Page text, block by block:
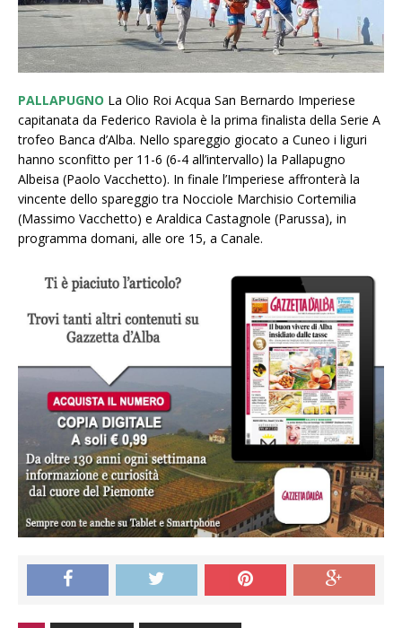
PALLAPUGNO La Olio Roi Acqua San Bernardo Imperiese
capitanata da Federico Raviola è la prima finalista della Serie A
trofeo Banca d’Alba. Nello spareggio giocato a Cuneo i liguri
hanno sconfitto per 11-6 (6-4 all’intervallo) la Pallapugno
Albeisa (Paolo Vacchetto). In finale l’Imperiese affronterà la
vincente dello spareggio tra Nocciole Marchisio Cortemilia
(Massimo Vacchetto) e Araldica Castagnole (Parussa), in
programma domani, alle ore 15, a Canale.